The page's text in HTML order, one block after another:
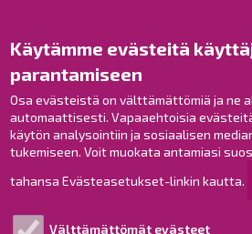
Käytämme evästeitä
parantamiseen
Osa evästeistä on välttämättömiä ja ne
automaattisesti. Vapaaehtoisia
käytön analysointiin ja sosiaalisen
tukemiseen. Voit muokata antamiasi
tahansa Evästeasetukset-linkin kautta.
Välttämättömät evästeet
Raahe
Raahe Instagramissa
Raahe LinkedInissä
Raahe YouTubessa